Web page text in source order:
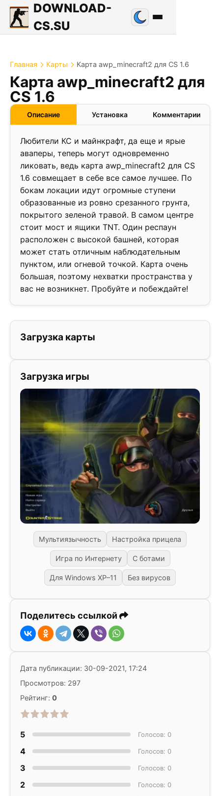
DOWNLOAD-
CS.SU
Главная Карты Карта awp_minecraft2 для CS 1.6
Карта awp_minecraft2 для
CS 1.6
❮ ❯
2.2
Описание Установка Комментарии
Любители КС и майнкрафт, да еще и ярые
аваперы, теперь могут одновременно
ликовать, ведь карта awp_minecraft2 для CS
1.6 совмещает в себе все самое лучшее. По
бокам локации идут огромные ступени
образованные из ровно срезанного грунта,
покрытого зеленой травой. В самом центре
стоит мост и ящики TNT. Один респаун
расположен с высокой башней, которая
может стать отличным наблюдательным
пунктом, или огневой точкой. Карта очень
большая, поэтому нехватки пространства у
вас не возникнет. Пробуйте и побеждайте!
Загрузка карты
Загрузка игры
Мультиязычность Настройка прицела
Игра по Интернету С ботами
Для Windows XP–11 Без вирусов
Поделитесь ссылкой
Дата публикации: 30-09-2021, 17:24
Просмотров: 297
Рейтинг: 0
5 Голосов: 0
4 Голосов: 0
3 Голосов: 0
2 Голосов: 0